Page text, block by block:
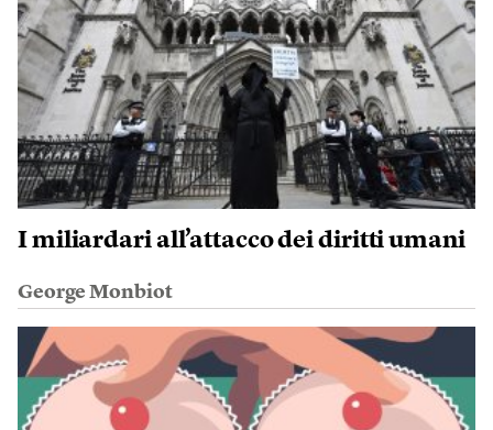
I miliardari all’attacco dei diritti umani
George Monbiot